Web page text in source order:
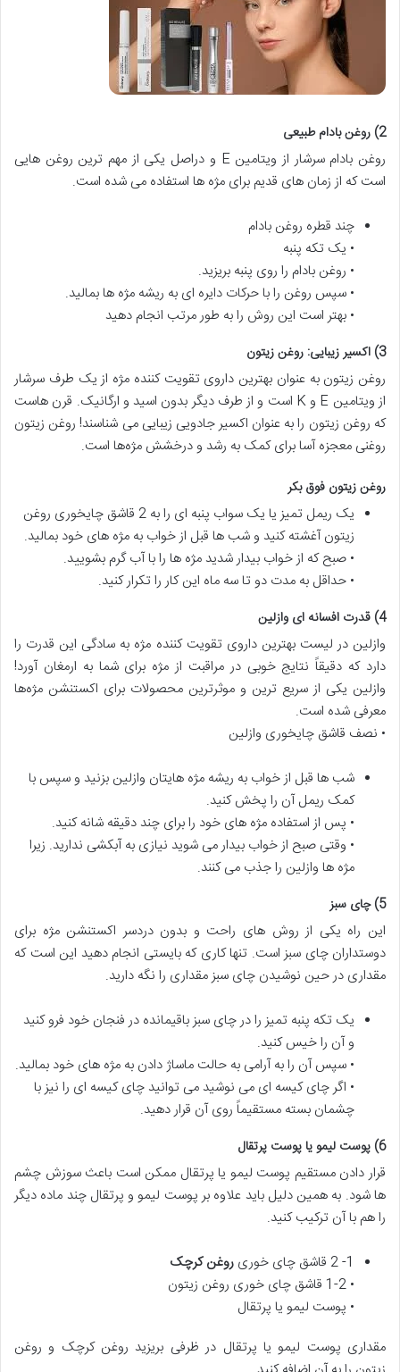
2) روغن بادام طبیعی
روغن بادام سرشار از ویتامین E و دراصل یکی از مهم ترین روغن هایی
است که از زمان های قدیم برای مژه ها استفاده می شده است.
چند قطره روغن بادام
• یک تکه پنبه
• روغن بادام را روی پنبه بریزید.
• سپس روغن را با حرکات دایره ای به ریشه مژه ها بمالید.
• بهتر است این روش را به طور مرتب انجام دهید
3) اکسیر زیبایی: روغن زیتون
روغن زیتون به عنوان بهترین داروی تقویت کننده مژه از یک طرف سرشار
از ویتامین E و K است و از طرف دیگر بدون اسید و ارگانیک. قرن هاست
که روغن زیتون را به عنوان اکسیر جادویی زیبایی می شناسند! روغن زیتون
روغنی معجزه آسا برای کمک به رشد و درخشش مژه‌ها است.
روغن زیتون فوق بکر
یک ریمل تمیز یا یک سواب پنبه ای را به 2 قاشق چایخوری روغن
زیتون آغشته کنید و شب ها قبل از خواب به مژه های خود بمالید.
• صبح که از خواب بیدار شدید مژه ها را با آب گرم بشویید.
• حداقل به مدت دو تا سه ماه این کار را تکرار کنید.
4) قدرت افسانه ای وازلین
وازلین در لیست بهترین داروی تقویت کننده مژه به سادگی این قدرت را
دارد که دقیقاً نتایج خوبی در مراقبت از مژه برای شما به ارمغان آورد!
وازلین یکی از سریع ترین و موثرترین محصولات برای اکستنشن مژه‌ها
معرفی شده است.
• نصف قاشق چایخوری وازلین
شب ها قبل از خواب به ریشه مژه هایتان وازلین بزنید و سپس با
کمک ریمل آن را پخش کنید.
• پس از استفاده مژه های خود را برای چند دقیقه شانه کنید.
• وقتی صبح از خواب بیدار می شوید نیازی به آبکشی ندارید. زیرا
مژه ها وازلین را جذب می کنند.
5) چای سبز
این راه یکی از روش های راحت و بدون دردسر اکستنشن مژه برای
دوستداران چای سبز است. تنها کاری که بایستی انجام دهید این است که
مقداری در حین نوشیدن چای سبز مقداری را نگه دارید.
یک تکه پنبه تمیز را در چای سبز باقیمانده در فنجان خود فرو کنید
و آن را خیس کنید.
• سپس آن را به آرامی به حالت ماساژ دادن به مژه های خود بمالید.
• اگر چای کیسه ای می نوشید می توانید چای کیسه ای را نیز با
چشمان بسته مستقیماً روی آن قرار دهید.
6) پوست لیمو یا پوست پرتقال
قرار دادن مستقیم پوست لیمو یا پرتقال ممکن است باعث سوزش چشم
ها شود. به همین دلیل باید علاوه بر پوست لیمو و پرتقال چند ماده دیگر
را هم با آن ترکیب کنید.
1- 2 قاشق چای خوری
روغن کرچک
• 1-2 قاشق چای خوری روغن زیتون
• پوست لیمو یا پرتقال
مقداری پوست لیمو یا پرتقال در ظرفی بریزید روغن کرچک و روغن